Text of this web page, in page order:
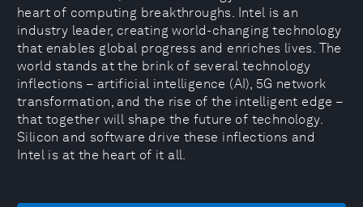
heart of computing breakthroughs. Intel is an
industry leader, creating world-changing technology
that enables global progress and enriches lives. The
world stands at the brink of several technology
inflections – artificial intelligence (AI), 5G network
transformation, and the rise of the intelligent edge –
that together will shape the future of technology.
Silicon and software drive these inflections and
Intel is at the heart of it all.